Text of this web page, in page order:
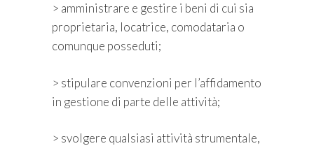
> amministrare e gestire i beni di cui sia
proprietaria, locatrice, comodataria o
comunque posseduti;
> stipulare convenzioni per l’affidamento
in gestione di parte delle attività;
> svolgere qualsiasi attività strumentale,